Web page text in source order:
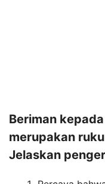
Beriman
merupakan
Jelaskan